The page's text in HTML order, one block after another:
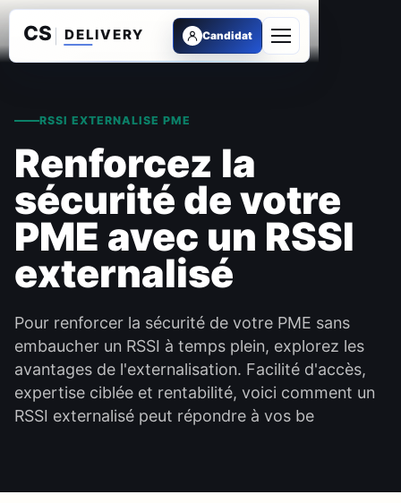
Candidat
Ouvrir le menu
RSSI EXTERNALISE PME
Renforcez la
sécurité de votre
PME avec un RSSI
externalisé
Pour renforcer la sécurité de votre PME sans
embaucher un RSSI à temps plein, explorez les
avantages de l'externalisation. Facilité d'accès,
expertise ciblée et rentabilité, voici comment un
RSSI externalisé peut répondre à vos be